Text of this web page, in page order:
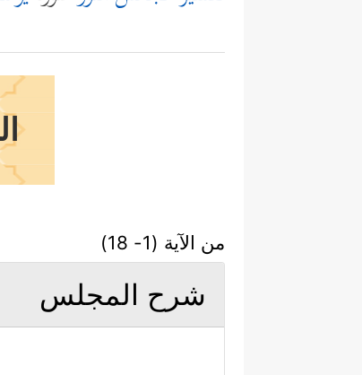
من الآية (1- 18)
شرح المجلس